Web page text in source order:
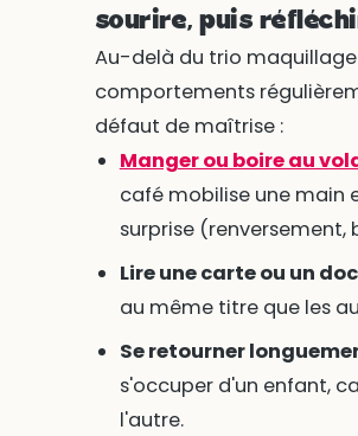
sourire, puis
Au-delà du trio
comportements
défaut de maîtrise :
Manger ou boire au
café mobilise une main
surprise (renversement,
Lire une carte ou un
au même titre que les
Se retourner
s'occuper d'un enfant,
l'autre.